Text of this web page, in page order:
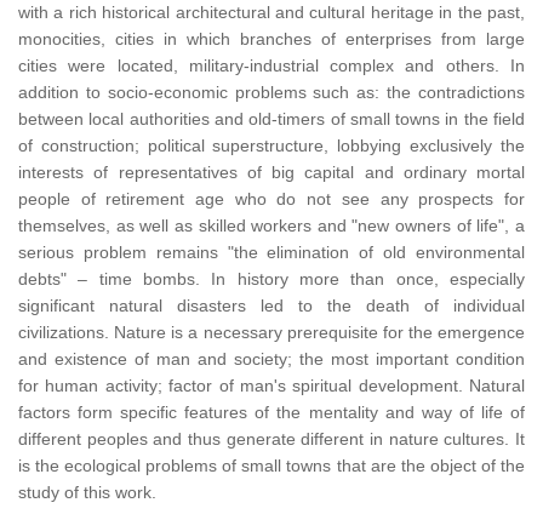
with a rich historical architectural and cultural heritage in the past,
monocities, cities in which branches of enterprises from large
cities were located, military-industrial complex and others. In
addition to socio-economic problems such as: the contradictions
between local authorities and old-timers of small towns in the field
of construction; political superstructure, lobbying exclusively the
interests of representatives of big capital and ordinary mortal
people of retirement age who do not see any prospects for
themselves, as well as skilled workers and "new owners of life", a
serious problem remains "the elimination of old environmental
debts" – time bombs. In history more than once, especially
significant natural disasters led to the death of individual
civilizations. Nature is a necessary prerequisite for the emergence
and existence of man and society; the most important condition
for human activity; factor of man's spiritual development. Natural
factors form specific features of the mentality and way of life of
different peoples and thus generate different in nature cultures. It
is the ecological problems of small towns that are the object of the
study of this work.